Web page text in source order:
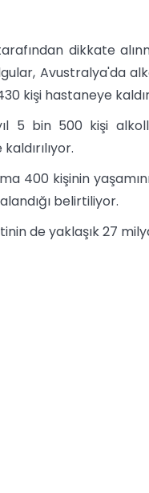
dikkate
Avustralya'da
kişi hastaneye
5 bin 500 kişi
400 kişinin
belirtiliyor.
de yaklaşık 27